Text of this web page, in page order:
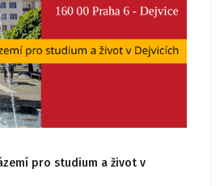
pro studium a život v